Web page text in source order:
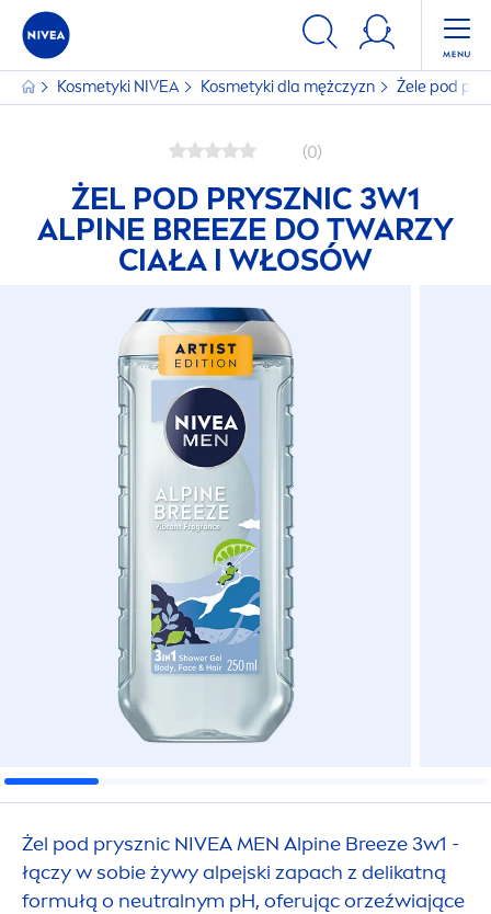
Kosmetyki NIVEA Kosmetyki dla mężczyzn Żele pod
(0)
ŻEL POD PRYSZNIC 3W1
ALPINE BREEZE DO TWARZY
CIAŁA I WŁOSÓW
Żel pod prysznic NIVEAMEN Alpine Breeze 3w1 -
łączy w sobie żywy alpejski zapach z delikatną
formułą o neutralnym pH, oferując orzeźwiające